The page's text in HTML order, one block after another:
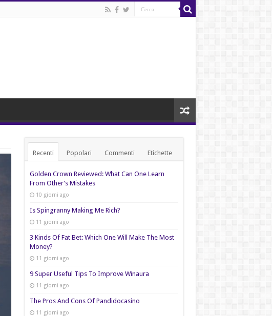
Recenti Popolari Commenti Etichette
Golden Crown Reviewed: What Can One Learn
From Other’s Mistakes
10 giorni ago
Is Spingranny Making Me Rich?
11 giorni ago
3 Kinds Of Fat Bet: Which One Will Make The Most
Money?
11 giorni ago
9 Super Useful Tips To Improve Winaura
11 giorni ago
The Pros And Cons Of Pandidocasino
11 giorni ago